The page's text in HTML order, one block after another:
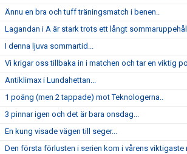
Ännu en bra och tuff träningsmatch i benen..
Lagandan i A är stark trots ett långt
I denna ljuva sommartid...
Vi krigar oss tillbaka in i matchen och tar en viktig
Antiklimax i Lundahettan...
1 poäng (men 2 tappade) mot Teknologerna..
3 pinnar igen och det är bara onsdag...
En kung visade vägen till seger...
Den första förlusten i serien kom i vårens viktigaste